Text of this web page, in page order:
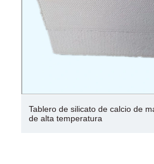
Tablero de silicato de calcio de
de alta temperatura